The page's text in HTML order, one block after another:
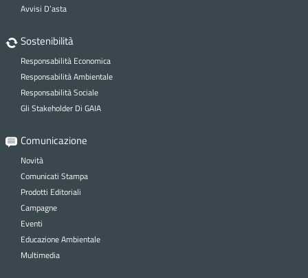
Avvisi D’asta
Sostenibilità
Responsabilità Economica
Responsabilità Ambientale
Responsabilità Sociale
Gli Stakeholder Di GAIA
Comunicazione
Novità
Comunicati Stampa
Prodotti Editoriali
Campagne
Eventi
Educazione Ambientale
Multimedia